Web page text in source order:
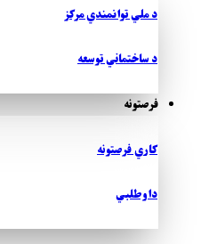
د ملي توانمندي مرکز
د ساختماني توسعه
فرصتونه
کاري فرصتونه
داوطلبي